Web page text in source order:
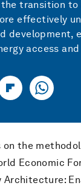
transition to
effectively
development,
access
the
Economic
Architecture: